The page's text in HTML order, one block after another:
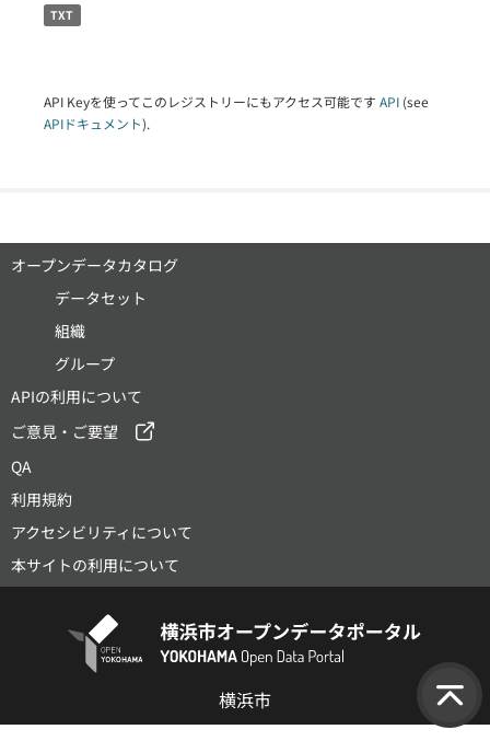
TXT
API Keyを使ってこのレジストリーにもアクセス可能です API (see
APIドキュメント).
オープンデータカタログ
データセット
組織
グループ
APIの利用について
ご意見・ご要望
QA
利用規約
アクセシビリティについて
本サイトの利用について
横浜市